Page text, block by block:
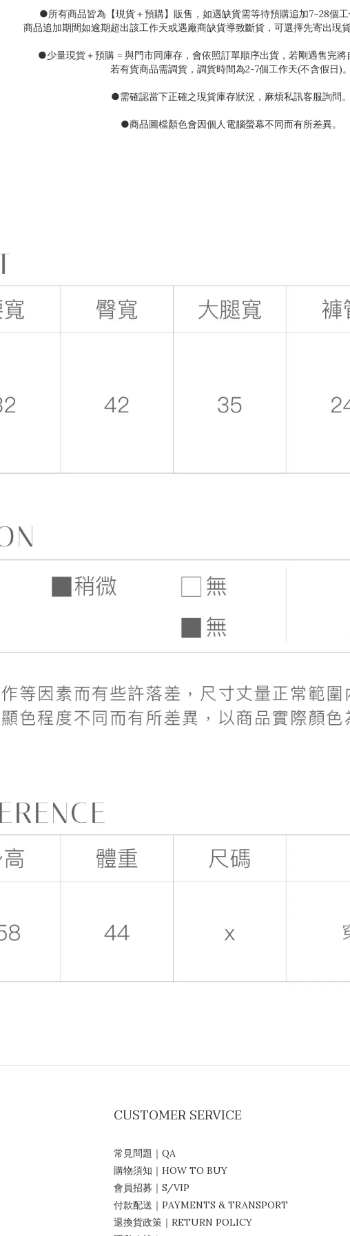
●所有商品皆為【現貨＋預購】販售，如遇缺貨需等待預購追加7~28個工
商品追加期間如逾期超出該工作天或遇廠商缺貨導致斷貨，可選擇先寄出現
●少量現貨＋預購 = 與門市同庫存，會依照訂單順序出貨，若剛遇售完將
若有貨商品需調貨，調貨時間為2-7個工作天(不含假日)。
●需確認當下正確之現貨庫存狀況，麻煩私訊客服詢問。
●商品圖檔顏色會因個人電腦螢幕不同而有所差異。
CUSTOMER SERVICE
常見問題｜QA
購物須知｜HOW TO BUY
會員招募｜S/VIP
付款配送｜PAYMENTS & TRANSPORT
退換貨政策｜RETURN POLICY